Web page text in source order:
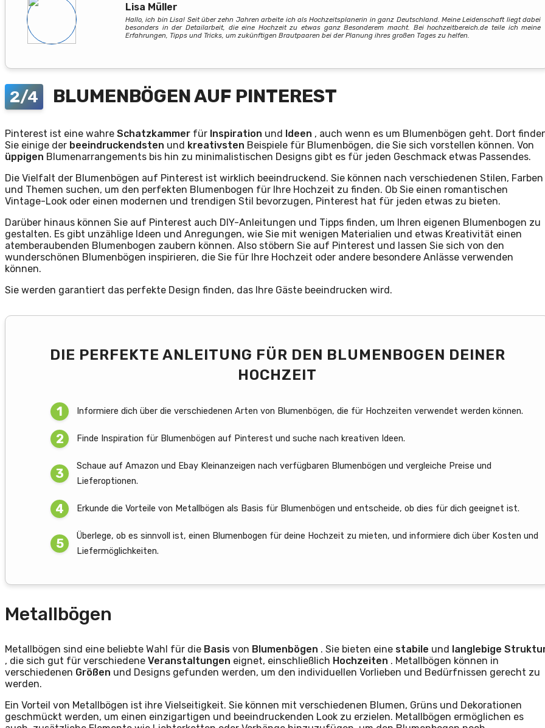
Lisa Müller
Hallo, ich bin Lisa! Seit über zehn Jahren arbeite ich als Hochzeitsplanerin in ganz Deutschland. Meine Leidenschaft liegt dabei
besonders in der Detailarbeit, die eine Hochzeit zu etwas ganz Besonderem macht. Bei hochzeitbereich.de teile ich meine
Erfahrungen, Tipps und Tricks, um zukünftigen Brautpaaren bei der Planung ihres großen Tages zu helfen.
2/4 BLUMENBÖGEN AUF PINTEREST
Pinterest ist eine wahre Schatzkammer für Inspiration und Ideen , auch wenn es um Blumenbögen geht. Dort
Sie einige der beeindruckendsten und kreativsten Beispiele für Blumenbögen, die Sie sich vorstellen können. Von
üppigen Blumenarrangements bis hin zu minimalistischen Designs gibt es für jeden Geschmack etwas Passendes.
Die Vielfalt der Blumenbögen auf Pinterest ist wirklich beeindruckend. Sie können nach verschiedenen Stilen, Farben
und Themen suchen, um den perfekten Blumenbogen für Ihre Hochzeit zu finden. Ob Sie einen romantischen
Vintage-Look oder einen modernen und trendigen Stil bevorzugen, Pinterest hat für jeden etwas zu bieten.
Darüber hinaus können Sie auf Pinterest auch DIY-Anleitungen und Tipps finden, um Ihren eigenen Blumenbogen zu
gestalten. Es gibt unzählige Ideen und Anregungen, wie Sie mit wenigen Materialien und etwas Kreativität einen
atemberaubenden Blumenbogen zaubern können. Also stöbern Sie auf Pinterest und lassen Sie sich von den
wunderschönen Blumenbögen inspirieren, die Sie für Ihre Hochzeit oder andere besondere Anlässe verwenden
können.
Sie werden garantiert das perfekte Design finden, das Ihre Gäste beeindrucken wird.
DIE PERFEKTE ANLEITUNG FÜR DEN BLUMENBOGEN DEINER
HOCHZEIT
Informiere dich über die verschiedenen Arten von Blumenbögen, die für Hochzeiten verwendet werden können.
Finde Inspiration für Blumenbögen auf Pinterest und suche nach kreativen Ideen.
Schaue auf Amazon und Ebay Kleinanzeigen nach verfügbaren Blumenbögen und vergleiche Preise und
Lieferoptionen.
Erkunde die Vorteile von Metallbögen als Basis für Blumenbögen und entscheide, ob dies für dich geeignet ist.
Überlege, ob es sinnvoll ist, einen Blumenbogen für deine Hochzeit zu mieten, und informiere dich über Kosten und
Liefermöglichkeiten.
Metallbögen
Metallbögen sind eine beliebte Wahl für die Basis von Blumenbögen . Sie bieten eine stabile und langlebige
, die sich gut für verschiedene Veranstaltungen eignet, einschließlich Hochzeiten . Metallbögen können in
verschiedenen Größen und Designs gefunden werden, um den individuellen Vorlieben und Bedürfnissen gerecht zu
werden.
Ein Vorteil von Metallbögen ist ihre Vielseitigkeit. Sie können mit verschiedenen Blumen, Grüns und Dekorationen
geschmückt werden, um einen einzigartigen und beeindruckenden Look zu erzielen. Metallbögen ermöglichen es